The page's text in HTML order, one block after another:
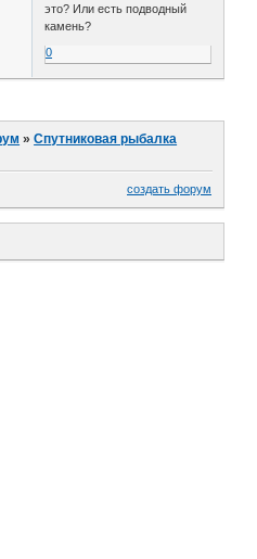
это? Или есть подводный
камень?
0
»Спутниковая рыбалка
создать форум